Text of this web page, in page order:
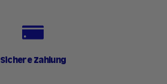
Sichere Zahlung